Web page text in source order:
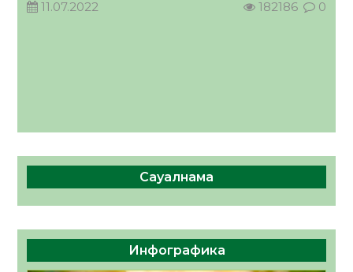
КӨРІНІСІ
11.07.2022
182186 0
Сауалнама
Инфографика